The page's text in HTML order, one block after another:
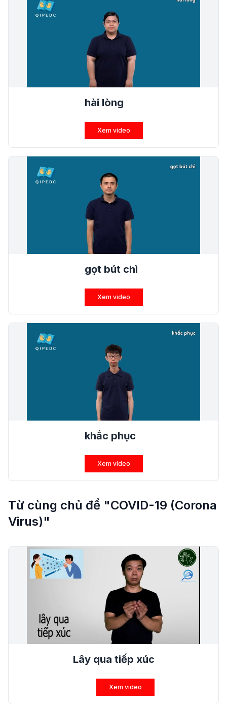
hài lòng
Xem video
gọt bút chì
Xem video
khắc phục
Xem video
Từ cùng chủ đề "COVID-19 (Corona
Virus)"
Lây qua tiếp xúc
Xem video